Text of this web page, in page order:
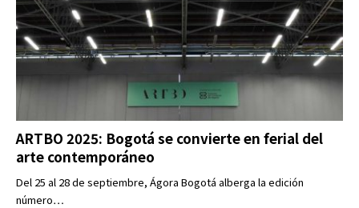
ARTBO 2025: Bogotá se convierte en ferial del
arte contemporáneo
Del 25 al 28 de septiembre, Ágora Bogotá alberga la edición
número…